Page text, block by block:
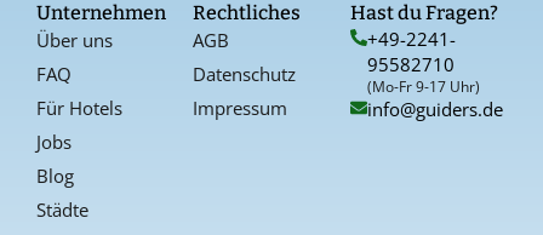
Unternehmen
Über uns
FAQ
Für Hotels
Jobs
Blog
Städte
Rechtliches
AGB
Datenschutz
Impressum
Hast du Fragen?
+49-2241-
95582710
(Mo-Fr 9-17 Uhr)
info@guiders.de